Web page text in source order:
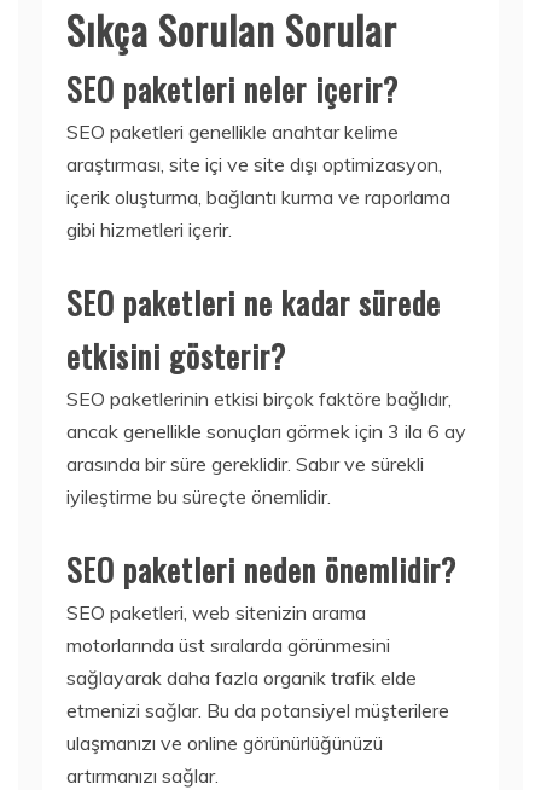
Sıkça Sorulan Sorular
SEO paketleri neler içerir?
SEO paketleri genellikle anahtar kelime
araştırması, site içi ve site dışı optimizasyon,
içerik oluşturma, bağlantı kurma ve raporlama
gibi hizmetleri içerir.
SEO paketleri ne kadar sürede
etkisini gösterir?
SEO paketlerinin etkisi birçok faktöre bağlıdır,
ancak genellikle sonuçları görmek için 3 ila 6 ay
arasında bir süre gereklidir. Sabır ve sürekli
iyileştirme bu süreçte önemlidir.
SEO paketleri neden önemlidir?
SEO paketleri, web sitenizin arama
motorlarında üst sıralarda görünmesini
sağlayarak daha fazla organik trafik elde
etmenizi sağlar. Bu da potansiyel müşterilere
ulaşmanızı ve online görünürlüğünüzü
artırmanızı sağlar.